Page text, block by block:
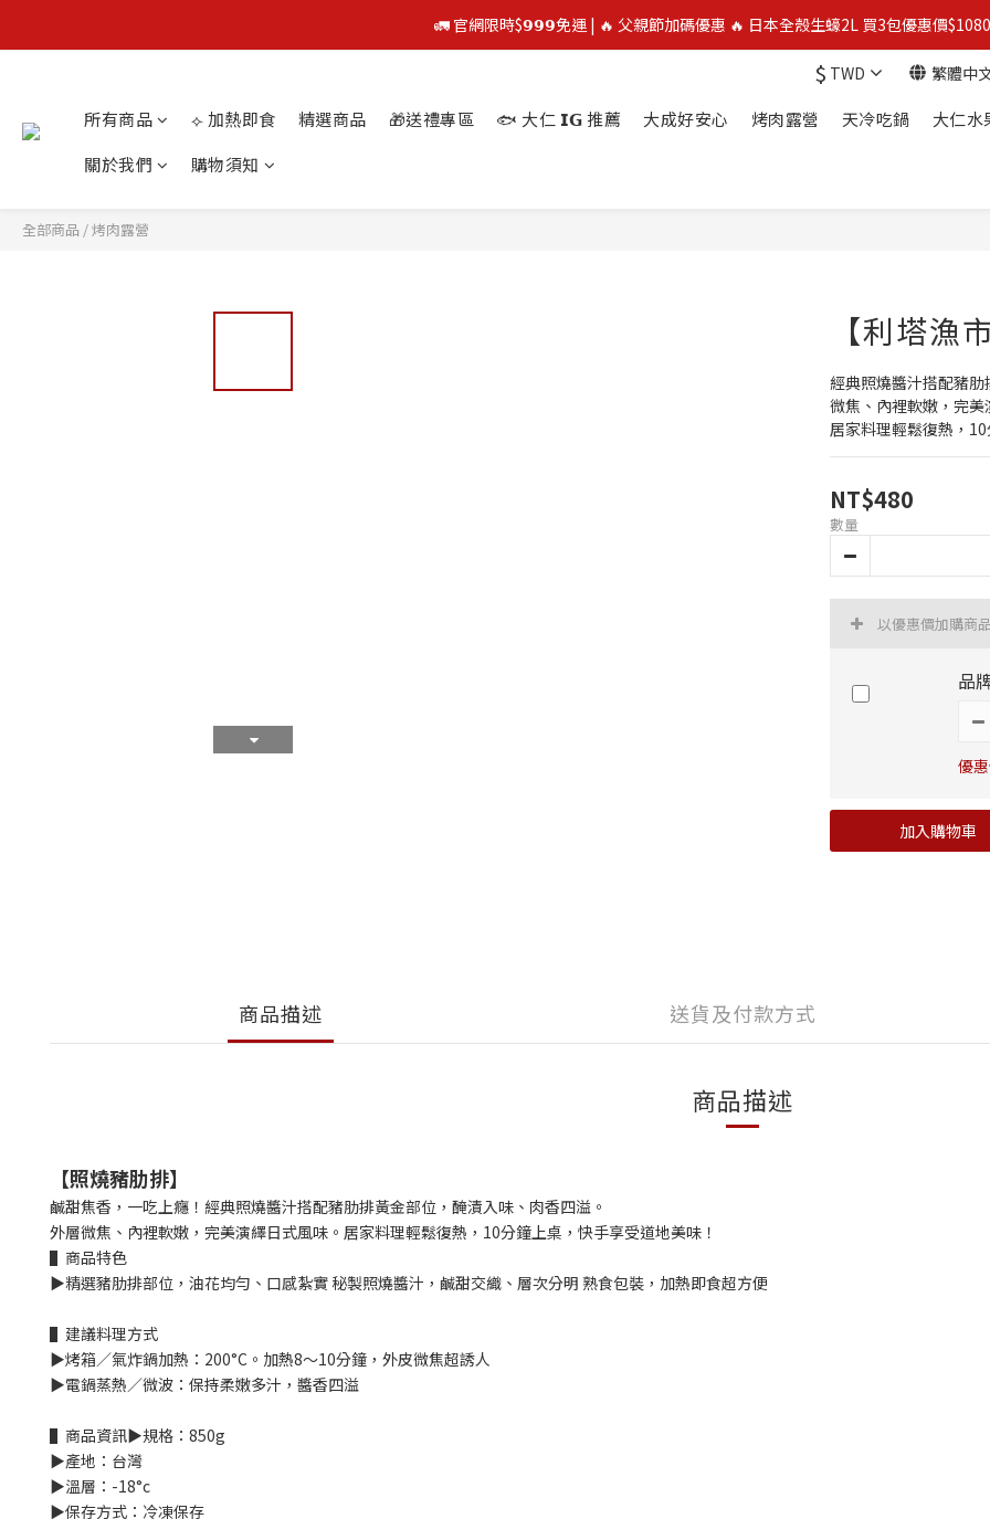
🚛 官網限時$𝟵𝟵𝟵免運 | 🔥 父親節加碼優惠 🔥 日本全殼生蠔2L 買3包優惠價
🚛 官網限時$𝟵𝟵𝟵免運 | 🔥 父親節加碼優惠 🔥 日本全殼生蠔2L 買3包優惠價
⭐️ 買二送一 ⭐️  冷凍榴槤❄️ 越南干堯/貓山王/金枕頭榴槤 單盒最低$300起
🔥 父親節優惠殺 🔥 挪威鮭魚片4包$888
$ TWD 繁體中
所有商品 ⟣ 加熱即食 精選商品 🎁送禮專區 🐟 大仁 𝗜𝗚 推薦 大成好安心 烤肉露營 天冷吃鍋
大仁水
關於我們
購物須知
全部商品 /烤肉露營
【利塔漁
經典照燒醬汁搭配豬
微焦、內裡軟嫩，完
居家料理輕鬆復熱，
NT$480
數量
以優惠價加購商
品
優
加入購物車
商品描述 送貨及付款方式
商品描述
【照燒豬肋排】
鹹甜焦香，一吃上癮！經典照燒醬汁搭配豬肋排黃金部位，醃漬入味、肉香四溢。
外層微焦、內裡軟嫩，完美演繹日式風味。居家料理輕鬆復熱，10分鐘上桌，快手享受道地美味！
▌商品特色
▶精選豬肋排部位，油花均勻、口感紮實 秘製照燒醬汁，鹹甜交織、層次分明 熟食包裝，加熱即食超方便
▌建議料理方式
▶烤箱／氣炸鍋加熱：200°C。加熱8～10分鐘，外皮微焦超誘人
▶電鍋蒸熱／微波：保持柔嫩多汁，醬香四溢
▌商品資訊▶規格：850g
▶產地：台灣
▶溫層：-18°c
▶保存方式：冷凍保存